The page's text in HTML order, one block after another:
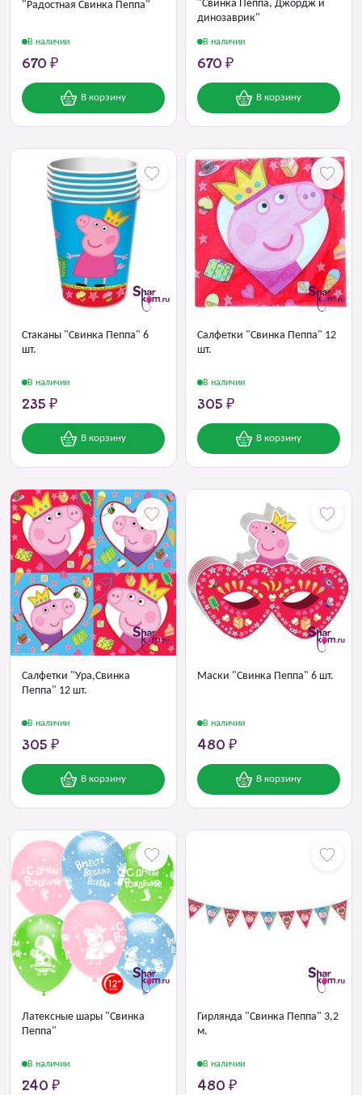
"Радостная Свинка Пеппа"
В наличии
670 ₽
В корзину
"Свинка Пеппа, Джордж и
динозаврик"
В наличии
670 ₽
В корзину
Стаканы "Свинка Пеппа" 6
шт.
В наличии
235 ₽
В корзину
Салфетки "Свинка Пеппа" 12
шт.
В наличии
305 ₽
В корзину
Салфетки "Ура,Свинка
Пеппа" 12 шт.
В наличии
305 ₽
В корзину
Маски "Свинка Пеппа" 6 шт.
В наличии
480 ₽
В корзину
Латексные шары "Свинка
Пеппа"
В наличии
240 ₽
Гирлянда "Свинка Пеппа" 3,2
м.
В наличии
480 ₽